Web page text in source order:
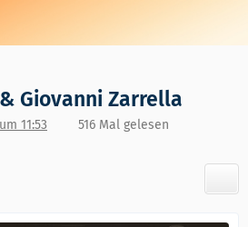
Giovanni Zarrella
11:53
516 Mal gelesen